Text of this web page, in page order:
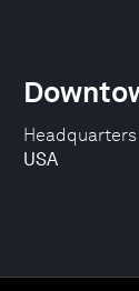
Headquarters
USA